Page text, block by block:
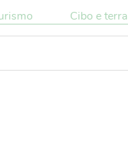
Cibo e terra